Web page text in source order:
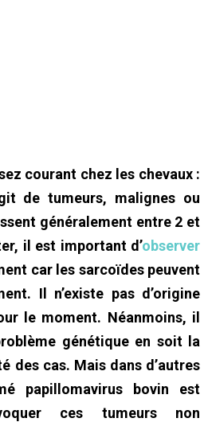
courant chez les chevaux :
de tumeurs, malignes ou
généralement entre 2 et
il est important d’observer
car les sarcoïdes peuvent
Il n’existe pas d’origine
le moment. Néanmoins, il
génétique en soit la
des cas. Mais dans d’autres
papillomavirus bovin est
ces tumeurs non